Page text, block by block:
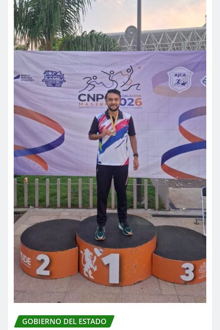
GOBIERNO DEL ESTADO